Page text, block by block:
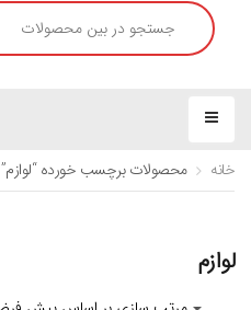
خانه محصولات برچسب خورده “لوازم”
لوازم